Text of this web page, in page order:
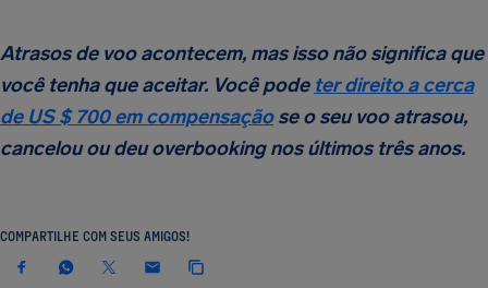
Atrasos de voo acontecem, mas isso não significa que
você tenha que aceitar. Você pode ter direito a cerca
de US $ 700 em compensaçãose o seu voo atrasou,
cancelou ou deu overbooking nos últimos três anos.
COMPARTILHE COM SEUS AMIGOS!